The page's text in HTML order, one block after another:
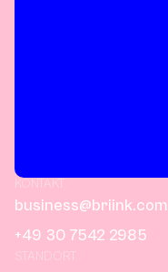
KONTAKT
business@briink.com
+49 30 7542 2985
STANDORT